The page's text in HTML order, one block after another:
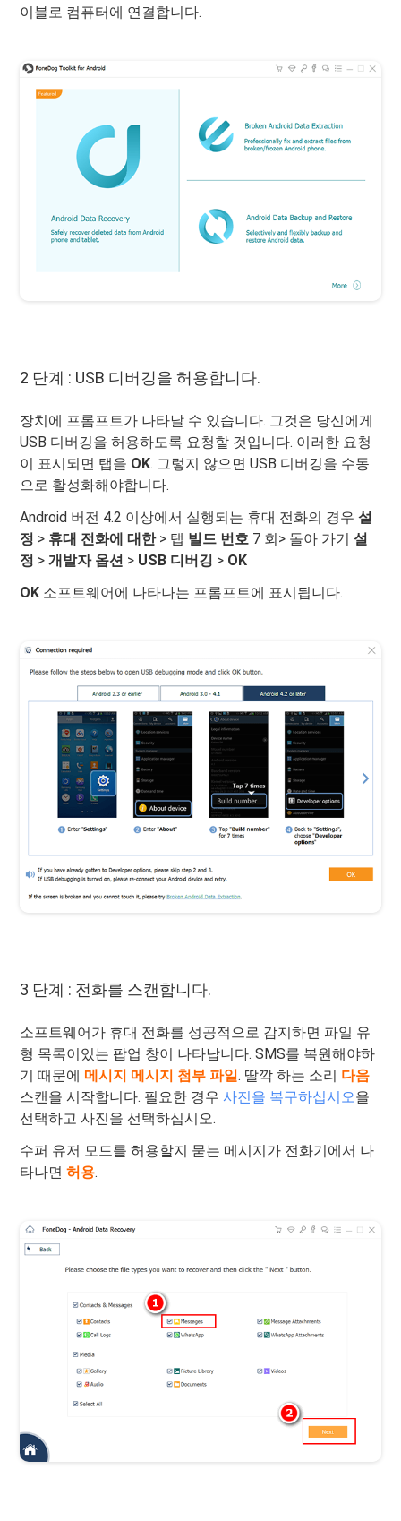
이블로 컴퓨터에 연결합니다.
2 단계 : USB 디버깅을 허용합니다.
장치에 프롬프트가 나타날 수 있습니다. 그것은 당신에게
USB 디버깅을 허용하도록 요청할 것입니다. 이러한 요청
이 표시되면 탭을 OK. 그렇지 않으면 USB 디버깅을 수동
으로 활성화해야합니다.
Android 버전 4.2 이상에서 실행되는 휴대 전화의 경우설
정 > 휴대 전화에 대한 > 탭 빌드 번호 7 회> 돌아 가기설
정 >개발자 옵션 > USB 디버깅 > OK
OK 소프트웨어에 나타나는 프롬프트에 표시됩니다.
3 단계 : 전화를 스캔합니다.
소프트웨어가 휴대 전화를 성공적으로 감지하면 파일 유
형 목록이있는 팝업 창이 나타납니다. SMS를 복원해야하
기 때문에 메시지 메시지 첨부 파일. 딸깍 하는 소리 다음
스캔을 시작합니다. 필요한 경우사진을 복구하십시오을
선택하고 사진을 선택하십시오.
수퍼 유저 모드를 허용할지 묻는 메시지가 전화기에서 나
타나면허용.